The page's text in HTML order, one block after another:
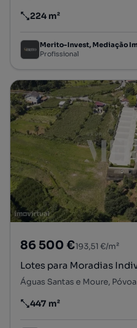
Preço por metro quadrado
224 m²
Merito-Invest, Mediação
Profissional
86 500 €193,51 €/m²
Lotes para Moradias
Águas Santas e Moure,
Preço por metro quadrado
447 m²